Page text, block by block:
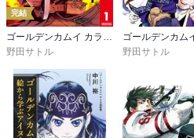
もと、北海道では地名の起源にほぼ
ていの地名にはその解説がついてく
先住民族がいたことには多少の馴染
ポロペッ（かわいた大きい川）」と
が付けられた当時の石狩平野とそこ
かいます。こと「ゴールデンカムイ
狩りの様子や料理の様子、身に付け
ㇼパさんを通じて気軽に見ることがで
完結
ゴールデンカムイ カラー版
野田サトル
野田サトル